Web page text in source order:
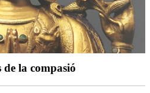
la compasió